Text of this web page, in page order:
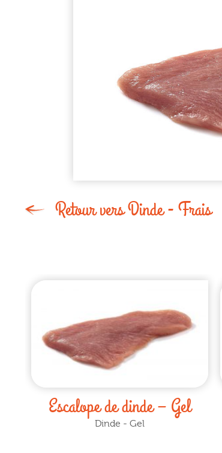
Retour vers Dinde - Frais
Escalope de dinde – Gel
Dinde - Gel